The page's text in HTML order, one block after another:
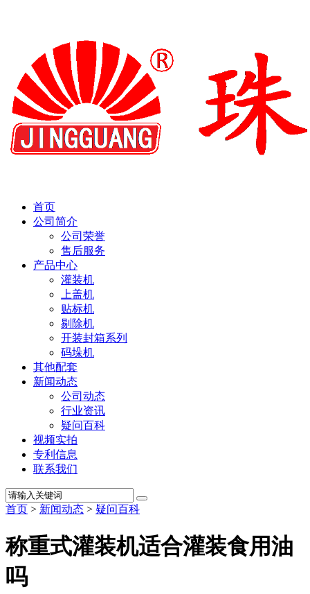
首页
公司简介
公司荣誉
售后服务
产品中心
灌装机
上盖机
贴标机
剔除机
开装封箱系列
码垛机
其他配套
新闻动态
公司动态
行业资讯
疑问百科
视频实拍
专利信息
联系我们
首页 > 新闻动态 > 疑问百科
称重式灌装机适合灌装食用油
吗